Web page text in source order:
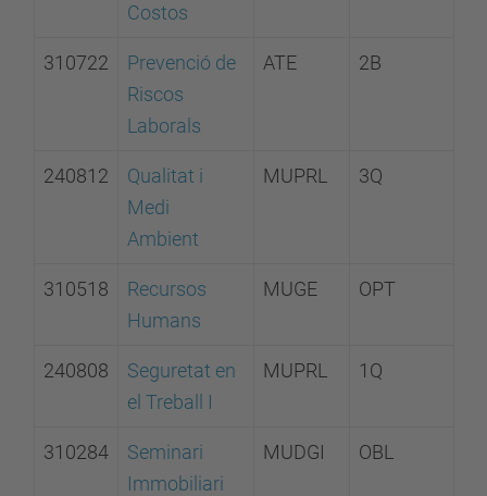
Costos
310722
Prevenció de
Riscos
Laborals
ATE 2B
240812
Qualitat i
Medi
Ambient
MUPRL 3Q
310518
Recursos
Humans
MUGE OPT
240808
Seguretat en
el Treball I
MUPRL 1Q
310284
Seminari
Immobiliari
MUDGI OBL